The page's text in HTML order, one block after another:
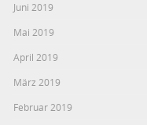
Juni 2019
Mai 2019
April 2019
März 2019
Februar 2019